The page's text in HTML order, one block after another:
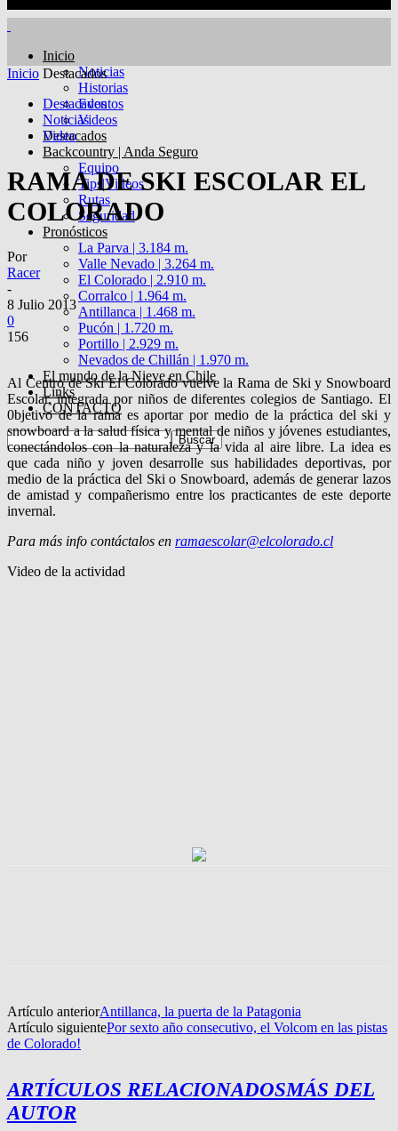
Inicio
Noticias
Historias
Eventos
Videos
Destacados
Backcountry | Anda Seguro
Equipo
Tips|Videos
Rutas
Seguridad
Pronósticos
La Parva | 3.184 m.
Valle Nevado | 3.264 m.
El Colorado | 2.910 m.
Corralco | 1.964 m.
Antillanca | 1.468 m.
Pucón | 1.720 m.
Portillo | 2.929 m.
Nevados de Chillán | 1.970 m.
El mundo de la Nieve en Chile
Links
CONTACTO
Inicio Destacados
Destacados
Noticias
Video
RAMA DE SKI ESCOLAR EL
COLORADO
Por
Racer
-
8 Julio 2013
0
156
Al Centro de Ski El Colorado vuelve la Rama de Ski y Snowboard
Escolar, integrada por niños de diferentes colegios de Santiago. El
0bjetivo de la rama es aportar por medio de la práctica del ski y
snowboard a la salud física y mental de niños y jóvenes estudiantes,
conectándolos con la naturaleza y la vida al aire libre. La idea es
que cada niño y joven desarrolle sus habilidades deportivas, por
medio de la práctica del Ski o Snowboard, además de generar lazos
de amistad y compañerismo entre los practicantes de este deporte
invernal.
Para más info contáctalos en ramaescolar@elcolorado.cl
Video de la actividad
Artículo anteriorAntillanca, la puerta de la Patagonia
Artículo siguientePor sexto año consecutivo, el Volcom en las pistas
de Colorado!
ARTÍCULOS RELACIONADOSMÁS DEL
AUTOR